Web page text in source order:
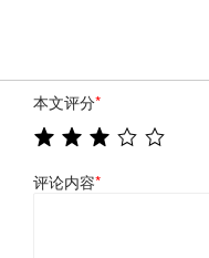
本文评分*
评论内容*